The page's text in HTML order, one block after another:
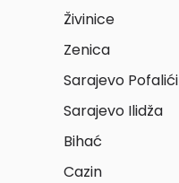
Živinice
Zenica
Sarajevo Pofalići
Sarajevo Ilidža
Bihać
Cazin